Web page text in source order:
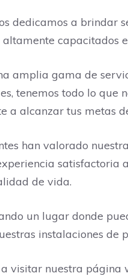
dedicamos a
altamente capacitados
amplia gama de
tenemos todo lo que
a alcanzar tus metas
han valorado
satisfactoria
de vida.
un lugar donde
instalaciones
visitar nuestra página